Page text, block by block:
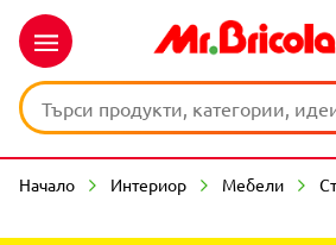
Начало Интериор Мебели